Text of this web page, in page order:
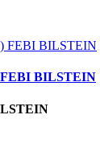
FEBI BILSTEIN